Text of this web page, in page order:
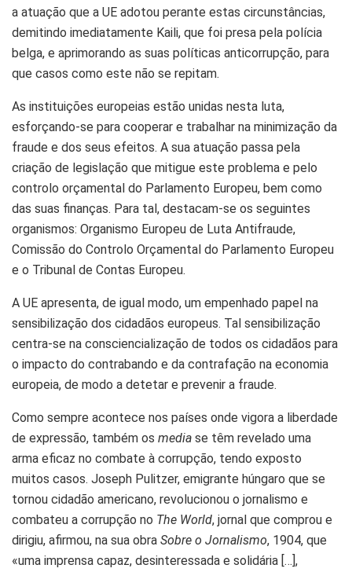
a atuação que a UE adotou perante estas circunstâncias,
demitindo imediatamente Kaili, que foi presa pela polícia
belga, e aprimorando as suas políticas anticorrupção, para
que casos como este não se repitam.
As instituições europeias estão unidas nesta luta,
esforçando-se para cooperar e trabalhar na minimização da
fraude e dos seus efeitos. A sua atuação passa pela
criação de legislação que mitigue este problema e pelo
controlo orçamental do Parlamento Europeu, bem como
das suas finanças. Para tal, destacam-se os seguintes
organismos: Organismo Europeu de Luta Antifraude,
Comissão do Controlo Orçamental do Parlamento Europeu
e o Tribunal de Contas Europeu.
A UE apresenta, de igual modo, um empenhado papel na
sensibilização dos cidadãos europeus. Tal sensibilização
centra-se na consciencialização de todos os cidadãos para
o impacto do contrabando e da contrafação na economia
europeia, de modo a detetar e prevenir a fraude.
Como sempre acontece nos países onde vigora a liberdade
de expressão, também os media se têm revelado uma
arma eficaz no combate à corrupção, tendo exposto
muitos casos. Joseph Pulitzer, emigrante húngaro que se
tornou cidadão americano, revolucionou o jornalismo e
combateu a corrupção no The World, jornal que comprou e
dirigiu, afirmou, na sua obra Sobre o Jornalismo, 1904, que
«uma imprensa capaz, desinteressada e solidária […],